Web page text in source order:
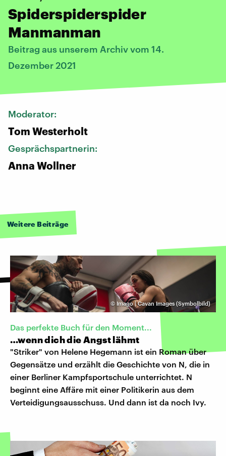
Spiderspiderspider
Manmanman
Beitrag aus unserem Archiv vom 14.
Dezember 2021
Moderator:
Tom Westerholt
Gesprächspartnerin:
Anna Wollner
Weitere Beiträge
© Imago | Cavan Images (Symbolbild)
Das perfekte Buch für den Moment...
…wenn dich die Angst lähmt
"Striker" von Helene Hegemann ist ein Roman über
Gegensätze und erzählt die Geschichte von N, die in
einer Berliner Kampfsportschule unterrichtet. N
beginnt eine Affäre mit einer Politikerin aus dem
Verteidigungsausschuss. Und dann ist da noch Ivy.